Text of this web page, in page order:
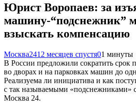
Юрист Воропаев: за
машину-“подснежник”
взыскать компенсацию
Москва2412 месяцев спустя01 минуты
В России предложили сократить срок
во дворах и на парковках машин до
Реализуема ли инициатива и как
с так называемыми «подснежниками»
Москва 24.